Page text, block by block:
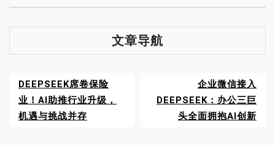
文章导航
DEEPSEEK席卷保险
业！AI助推行业升级，
机遇与挑战并存
企业微信接入
DEEPSEEK：办公三巨
头全面拥抱AI创新